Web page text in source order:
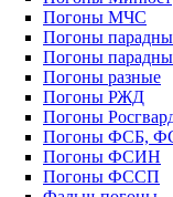
Погоны МЧС
Погоны
Погоны
Погоны разные
Погоны РЖД
Погоны
Погоны ФСБ,
Погоны ФСИН
Погоны ФССП